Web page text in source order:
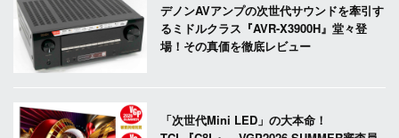
デノンAVアンプの次世代サウンドを牽引す
るミドルクラス『AVR-X3900H』堂々登
場！その真価を徹底レビュー
「次世代Mini LED」の大本命！